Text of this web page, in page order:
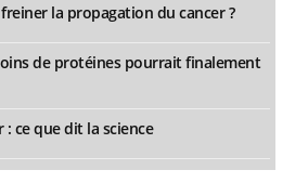
la propagation du cancer ?
de protéines pourrait finalement
: ce que dit la science